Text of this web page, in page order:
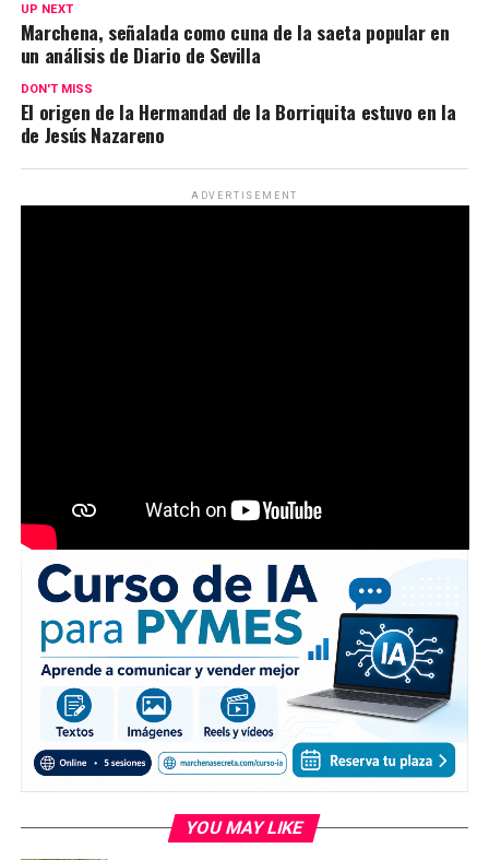
UP NEXT
Marchena, señalada como cuna de la saeta popular en
un análisis de Diario de Sevilla
DON'T MISS
El origen de la Hermandad de la Borriquita estuvo en la
de Jesús Nazareno
ADVERTISEMENT
YOU MAY LIKE